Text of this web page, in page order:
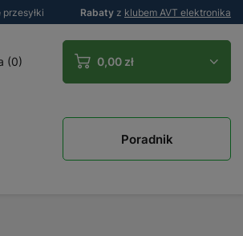
przesyłki Rabaty z klubem AVT elektronika
(0) 0,00 zł
Poradnik